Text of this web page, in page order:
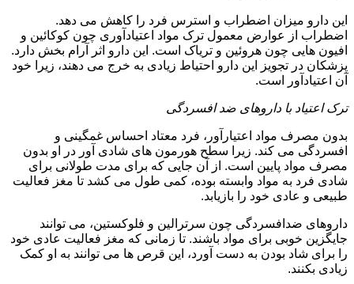
این دارو میزان اضطراب و استرس فرد را کاهش می دهد.
اضطراب از عوارض معمول ترک مواد اعتیادآوری چون کوکائین و
افیون هایی چون هروئین و تریاک است. این دارو اثر آرام بخش دارد.
پزشکان در تجویز این دارو احتیاط زیادی به خرج می دهند، زیرا خود
آن اعتیادآور است.
ترک اعتیاد با داروهای ضد افسردگی
بدون مصرف مواد اعتیارآور، فرد معتاد احساس غمگینی و
افسردگی می کند. زیرا سطح هورمون های شادی آور در او بدون
مصرف مواد پایین است. از آن جایی که برای مدت طولانی برای
شادی فرد به مواد وابسته بوده، کمی طول می کشد تا مغز فعالیت
طبیعی و عادی خود را بازیابد.
داروهای ضدافسردگی چون سرترالین و فلوکستین، می توانند
جایگزین خوبی برای مواد باشند. تا زمانی که مغز فعالیت عادی خود
را برای شاد بودن به دست آورد، این قرص ها می توانند به او کمک
زیادی بکنند.